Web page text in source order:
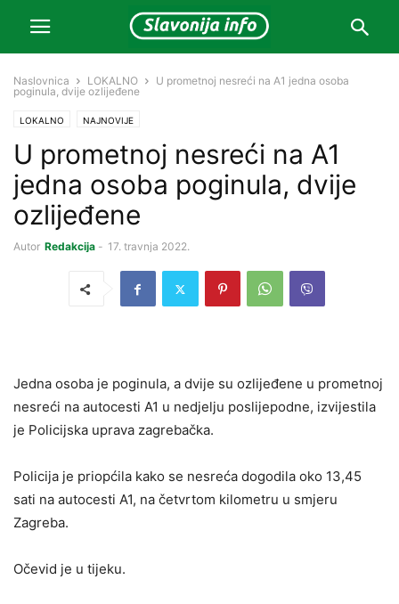
Naslovnica LOKALNO
U prometnoj nesreći na A1 jedna osoba
poginula, dvije ozlijeđene
LOKALNO NAJNOVIJE
U prometnoj nesreći na A1
jedna osoba poginula, dvije
ozlijeđene
Autor Redakcija - 17. travnja 2022.
Jedna osoba je poginula, a dvije su ozlijeđene u prometnoj
nesreći na autocesti A1 u nedjelju poslijepodne, izvijestila
je Policijska uprava zagrebačka.
Policija je priopćila kako se nesreća dogodila oko 13,45
sati na autocesti A1, na četvrtom kilometru u smjeru
Zagreba.
Očevid je u tijeku.